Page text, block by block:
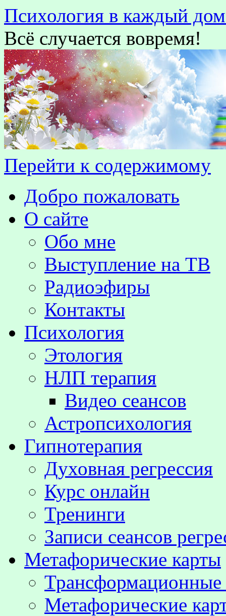
Психология в каждый
Всё случается вовремя!
Перейти к содержимому
Добро пожаловать
О сайте
Обо мне
Выступление на TВ
Радиоэфиры
Контакты
Психология
Этология
НЛП терапия
Видео сеансов
Астропсихология
Гипнотерапия
Духовная регрессия
Курс онлайн
Тренинги
Записи сеансов
Метафорические карты
Метафорические